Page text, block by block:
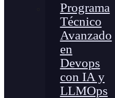
Programa
Técnico
Avanzado
en
Devops
con IA y
LLMOps